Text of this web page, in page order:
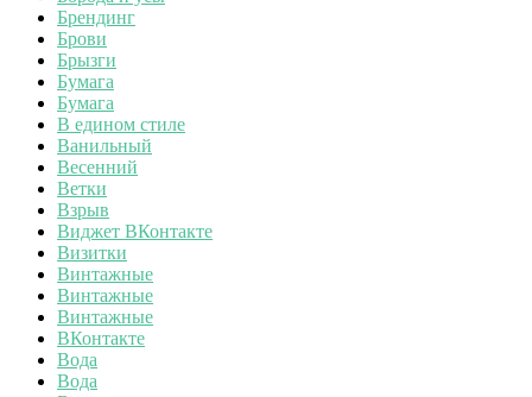
Брендинг
Брови
Брызги
Бумага
Бумага
В едином стиле
Ванильный
Весенний
Ветки
Взрыв
Виджет ВКонтакте
Визитки
Винтажные
Винтажные
Винтажные
ВКонтакте
Вода
Вода